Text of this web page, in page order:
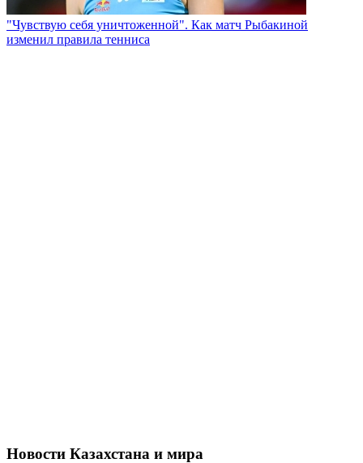
"Чувствую себя уничтоженной". Как матч Рыбакиной
изменил правила тенниса
Новости Казахстана и мира